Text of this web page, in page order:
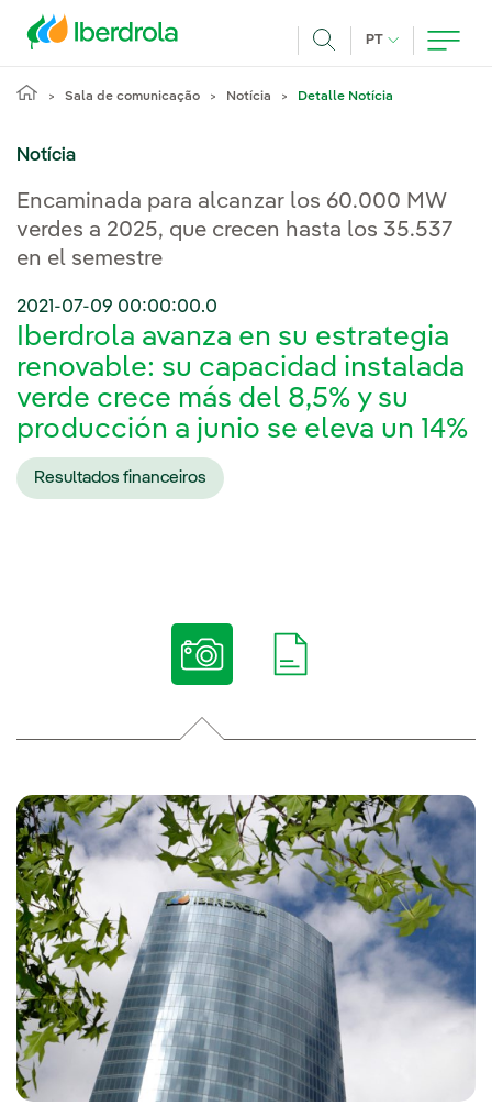
PT IDIOMA ATUAL,
Sala de comunicação Notícia Detalle Notícia
Notícia
Encaminada para alcanzar los 60.000 MW
verdes a 2025, que crecen hasta los 35.537
en el semestre
2021-07-09 00:00:00.0
Iberdrola avanza en su estrategia
renovable: su capacidad instalada
verde crece más del 8,5% y su
producción a junio se eleva un 14%
Resultados financeiros